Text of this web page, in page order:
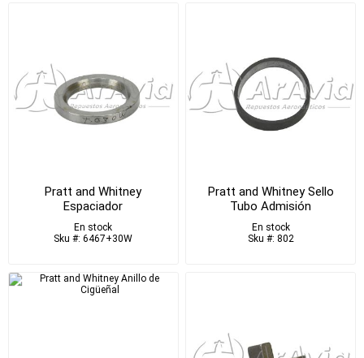
Pratt and Whitney
Espaciador
En stock
Sku #: 6467+30W
Pratt and Whitney Sello
Tubo Admisión
En stock
Sku #: 802